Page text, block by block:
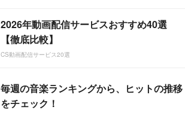
2026年動画配信サービスおすすめ40選
【徹底比較】
CS動画配信サービス20選
毎週の音楽ランキングから、ヒットの推移
をチェック！